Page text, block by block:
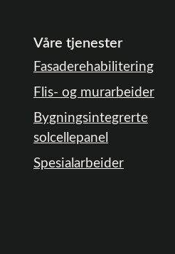
Våre tjenester
Fasaderehabilitering
Flis- og murarbeider
Bygningsintegrerte
solcellepanel
Spesialarbeider